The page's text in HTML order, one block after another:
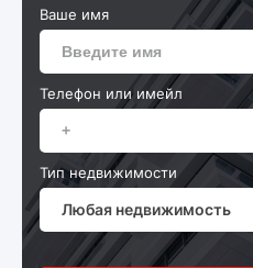
Ваше имя
Телефон или имейл
Тип недвижимости
Любая недвижимость